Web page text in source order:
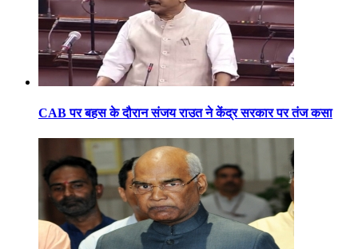
CAB पर बहस के दौरान संजय राउत ने केंद्र सरकार पर तंज कसा